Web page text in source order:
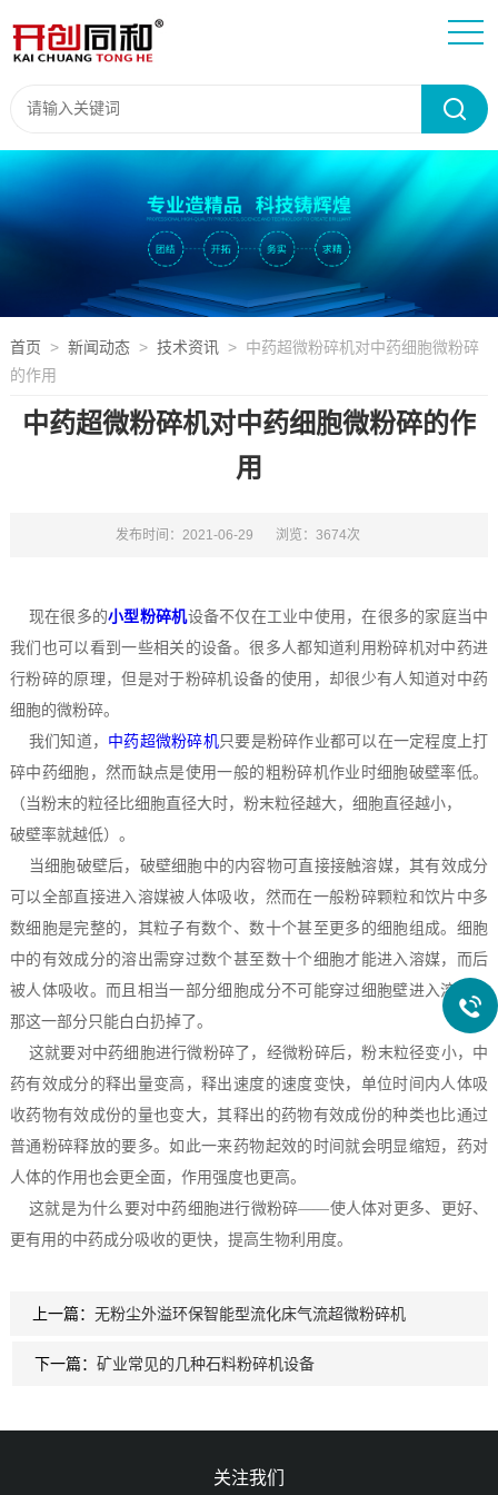
首页 > 新闻动态> 技术资讯
> 中药超微粉碎机对中药细胞微粉碎
的作用
中药超微粉碎机对中药细胞微粉碎的作
用
发布时间：2021-06-29 浏览：3674次
现在很多的小型粉碎机设备不仅在工业中使用，在很多的家庭当中
我们也可以看到一些相关的设备。很多人都知道利用粉碎机对中药进
行粉碎的原理，但是对于粉碎机设备的使用，却很少有人知道对中药
细胞的微粉碎。
我们知道， 中药超微粉碎机只要是粉碎作业都可以在一定程度上打
碎中药细胞，然而缺点是使用一般的粗粉碎机作业时细胞破壁率低。
（当粉末的粒径比细胞直径大时，粉末粒径越大，细胞直径越小，
破壁率就越低）。
当细胞破壁后，破壁细胞中的内容物可直接接触溶媒，其有效成分
可以全部直接进入溶媒被人体吸收，然而在一般粉碎颗粒和饮片中多
数细胞是完整的，其粒子有数个、数十个甚至更多的细胞组成。细胞
中的有效成分的溶出需穿过数个甚至数十个细胞才能进入溶媒，而后
被人体吸收。而且相当一部分细胞成分不可能穿过细胞壁进入溶媒，
那这一部分只能白白扔掉了。
这就要对中药细胞进行微粉碎了，经微粉碎后，粉末粒径变小，中
药有效成分的释出量变高，释出速度的速度变快，单位时间内人体吸
收药物有效成份的量也变大，其释出的药物有效成份的种类也比通过
普通粉碎释放的要多。如此一来药物起效的时间就会明显缩短，药对
人体的作用也会更全面，作用强度也更高。
这就是为什么要对中药细胞进行微粉碎——使人体对更多、更好、
更有用的中药成分吸收的更快，提高生物利用度。
上一篇： 无粉尘外溢环保智能型流化床气流超微粉碎机
下一篇： 矿业常见的几种石料粉碎机设备
关注我们